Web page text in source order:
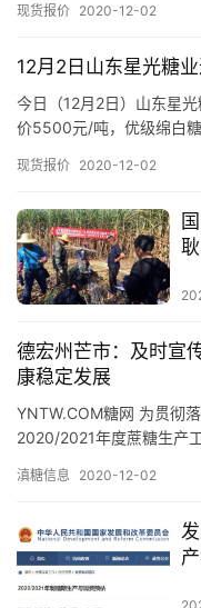
货
价
专
地
区
道
产
业
产
现货报价 2020-12-02
12月2日山东星光糖
今日（12月2日）山东星
价5500元/吨，优级绵白
现货报价 2020-12-02
德宏州芒市：及时宣
康稳定发展
YNTW.COM糖网 为贯彻
2020/2021年度蔗糖生产
滇糖信息 2020-12-02